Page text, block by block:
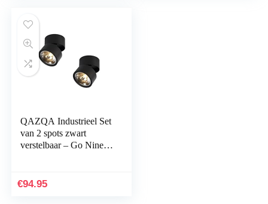
QAZQA Industrieel Set
van 2 spots zwart
verstelbaar – Go Nine
Max. 2 x 40 Watt
€94.95